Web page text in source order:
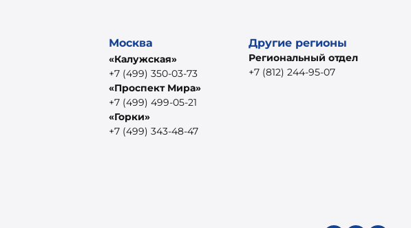
Москва
«Калужская»
+7 (499) 350-03-73
«Проспект Мира»
+7 (499) 499-05-21
«Горки»
+7 (499) 343-48-47
Другие регионы
Региональный отдел
+7 (812) 244-95-07